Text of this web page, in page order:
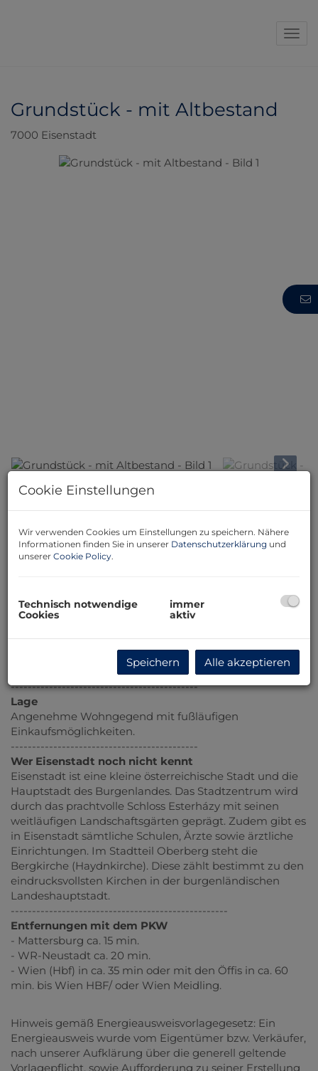
Grundstück - mit Altbestand
7000 Eisenstadt
Wir sind mit der Vermarktung von diesem Grundstück
mit Altbestand, in toller Wohnlage in Eisenstadt
ins Grün.
-------------------------------------------
Lage mit all ihren Vorzügen, zu Ihrem neuen Zuhause
zu machen. Kontaktieren Sie mich am besten noch
--------------------------------------------
Lage
Angenehme Wohngegend mit fußläufigen
Einkaufsmöglichkeiten.
--------------------------------------------
Wer Eisenstadt noch nicht kennt
Eisenstadt ist eine kleine österreichische Stadt und die
Hauptstadt des Burgenlandes. Das Stadtzentrum wird
durch das prachtvolle Schloss Esterházy mit seinen
weitläufigen Landschaftsgärten geprägt. Zudem gibt es
in Eisenstadt sämtliche Schulen, Ärzte sowie ärztliche
Einrichtungen. Im Stadtteil Oberberg steht die
Bergkirche (Haydnkirche). Diese zählt bestimmt zu den
eindrucksvollsten Kirchen in der burgenländischen
Landeshauptstadt.
---------------------------------------------------
Entfernungen mit dem PKW
- Mattersburg ca. 15 min.
- WR-Neustadt ca. 20 min.
- Wien (Hbf) in ca. 35 min oder mit den Öffis in ca. 60
min. bis Wien HBF/ oder Wien Meidling.
Hinweis gemäß Energieausweisvorlagegesetz: Ein
Energieausweis wurde vom Eigentümer bzw. Verkäufer,
nach unserer Aufklärung über die generell geltende
Vorlagepflicht, sowie Aufforderung zu seiner Erstellung
Cookie Einstellungen
Wir verwenden Cookies um Einstellungen zu speichern. Nähere
Informationen finden Sie in unserer Datenschutzerklärung und
unserer Cookie Policy.
Technisch notwendige
Cookies
immer
aktiv
Speichern Alle akzeptieren